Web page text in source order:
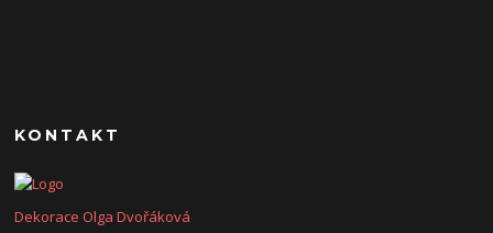
KONTAKT
Dekorace Olga Dvořáková